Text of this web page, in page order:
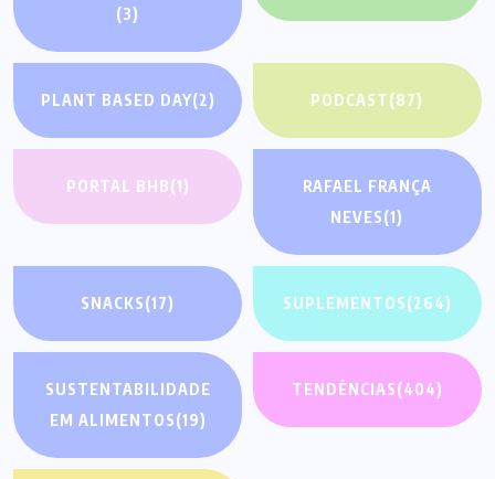
(3)
PLANT BASED DAY(2) PODCAST(87)
PORTAL BHB(1)
RAFAEL FRANÇA
NEVES(1)
SNACKS(17) SUPLEMENTOS(264)
SUSTENTABILIDADE
EM ALIMENTOS(19)
TENDÊNCIAS(404)